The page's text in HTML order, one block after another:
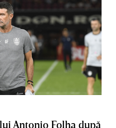
Antonio Folha după